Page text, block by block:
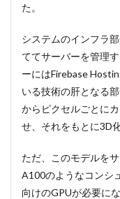
た。
システムのインフラ
ててサーバーを管理
ーにはFirebase
いる技術の肝となる
からピクセルごとに
せ、それをもとに3D
ただ、このモデルを
A100のようなコンシ
向けのGPUが必要に